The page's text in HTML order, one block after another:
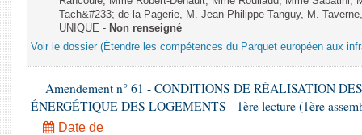
Tach&#233; de la Pagerie, M. Jean-Philippe Tanguy, M.
UNIQUE - Non renseigné
Voir le dossier (Étendre les compétences du Parquet européen aux
Amendement n° 61 - CONDITIONS DE RÉALISATION
ÉNERGÉTIQUE DES LOGEMENTS - 1ère lecture (1ère
Date de